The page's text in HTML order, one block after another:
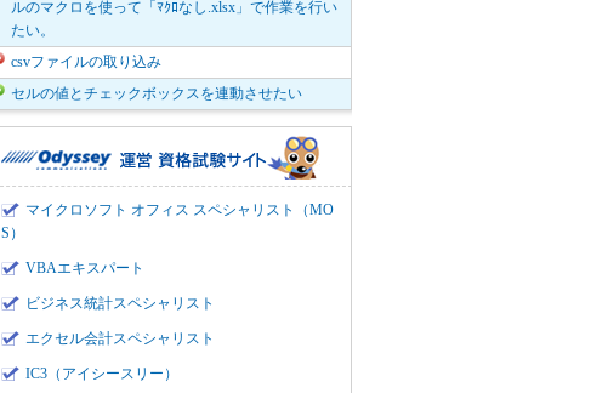
ルのマクロを使って「ﾏｸﾛなし.xlsx」で作業を行い
たい。
csvファイルの取り込み
セルの値とチェックボックスを連動させたい
マイクロソフト オフィス スペシャリスト（MO
S）
VBAエキスパート
ビジネス統計スペシャリスト
エクセル会計スペシャリスト
IC3（アイシースリー）